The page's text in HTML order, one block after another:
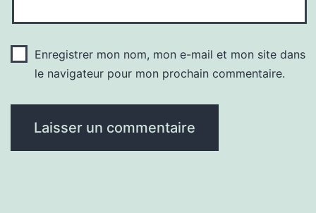
Enregistrer mon nom, mon e-mail et mon site dans
le navigateur pour mon prochain commentaire.